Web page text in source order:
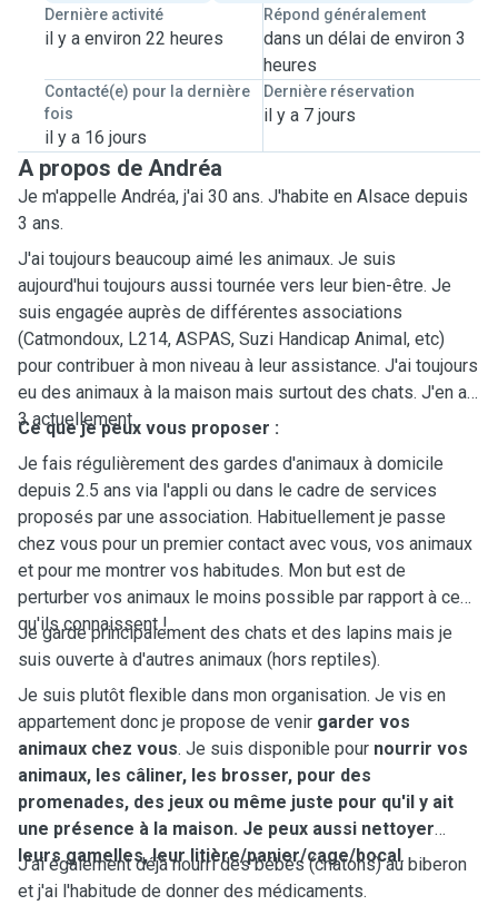
Dernière activité
il y a environ 22 heures
Répond généralement
dans un délai de environ 3
heures
Contacté(e) pour la dernière
fois
il y a 16 jours
Dernière réservation
il y a 7 jours
A propos de Andréa
Je m'appelle Andréa, j'ai 30 ans. J'habite en Alsace depuis
3 ans.
J'ai toujours beaucoup aimé les animaux. Je suis
aujourd'hui toujours aussi tournée vers leur bien-être. Je
suis engagée auprès de différentes associations
(Catmondoux, L214, ASPAS, Suzi Handicap Animal, etc)
pour contribuer à mon niveau à leur assistance. J'ai toujours
eu des animaux à la maison mais surtout des chats. J'en ai
3 actuellement.
Ce que je peux vous proposer :
Je fais régulièrement des gardes d'animaux à domicile
depuis 2.5 ans via l'appli ou dans le cadre de services
proposés par une association. Habituellement je passe
chez vous pour un premier contact avec vous, vos animaux
et pour me montrer vos habitudes. Mon but est de
perturber vos animaux le moins possible par rapport à ce
qu'ils connaissent !
Je garde principalement des chats et des lapins mais je
suis ouverte à d'autres animaux (hors reptiles).
Je suis plutôt flexible dans mon organisation. Je vis en
appartement donc je propose de venir garder vos
animaux chez vous. Je suis disponible pour nourrir vos
animaux, les câliner, les brosser, pour des
promenades, des jeux ou même juste pour qu'il y ait
une présence à la maison. Je peux aussi nettoyer
leurs gamelles, leur litière/panier/cage/bocal.
J'ai également déjà nourri des bébés (chatons) au biberon
et j'ai l'habitude de donner des médicaments.